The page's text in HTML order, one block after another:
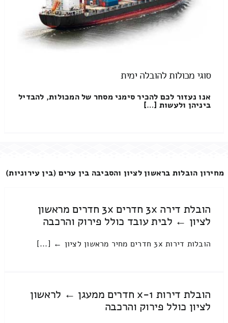
סוגי מכולות להובלה ימית
אנו נעזור לכם להכיר סימני מסחר של המכולות, להבדיל
ביניהן ולעשות […]
מחירון הובלות בראשון לציון והסביבה בין ערים (בין עירוניות)
הובלת דירה 3x חדרים 3x חדרים מראשון
לציון ← לבית עובד כולל פירוק והרכבה
הובלות דירות 3x חדרים מחיר מראשון לציון ← [...]
הובלת דירות 1-x חדרים ממעגן ← לראשון
לציון כולל פירוק והרכבה